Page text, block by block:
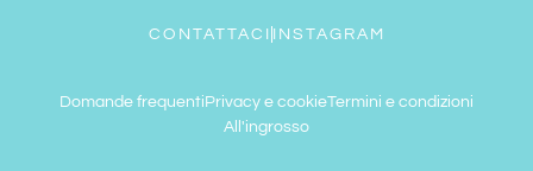
CONTATTACI INSTAGRAM
Domande frequenti Privacy e cookieTermini e condizioni
All'ingrosso